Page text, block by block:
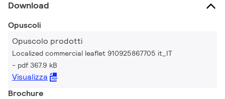
Download
Opuscoli
Opuscolo prodotti
Localized commercial leaflet 910925867705 it_IT
pdf 367.9 kB
Visualizza
Brochure